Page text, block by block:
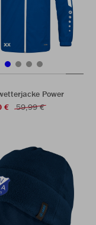
Power
€
59,99 €